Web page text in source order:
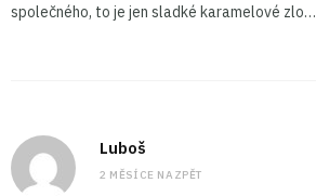
společného, to je jen sladké karamelové zlo…
Luboš
2 MĚSÍCE NAZPĚT